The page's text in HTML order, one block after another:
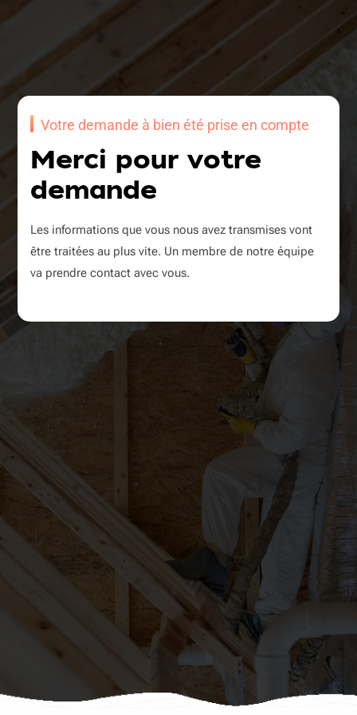
Votre demande à bien été prise en compte
Merci pour votre
demande
Les informations que vous nous avez transmises vont
être traitées au plus vite. Un membre de notre équipe
va prendre contact avec vous.